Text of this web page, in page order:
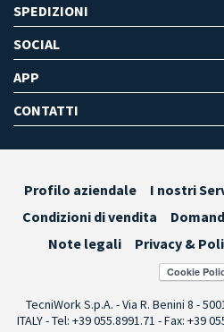
SPEDIZIONI
SOCIAL
APP
CONTATTI
Profilo aziendale I nostri
Condizioni di vendita
Note legali
Privacy &
TecniWork S.p.A. - Via R. Benini 8 -
ITALY - Tel: +39 055.8991.71 - Fax: +39